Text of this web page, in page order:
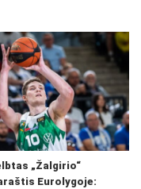
„Žalgirio“
Eurolygoje: